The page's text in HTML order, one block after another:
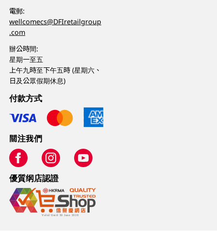
電郵:
wellcomecs@DFIretailgroup
.com
辦公時間:
星期一至五
上午九時至下午五時 (星期六、
日及公眾假期休息)
付款方式
關注我們
優質纲店認證